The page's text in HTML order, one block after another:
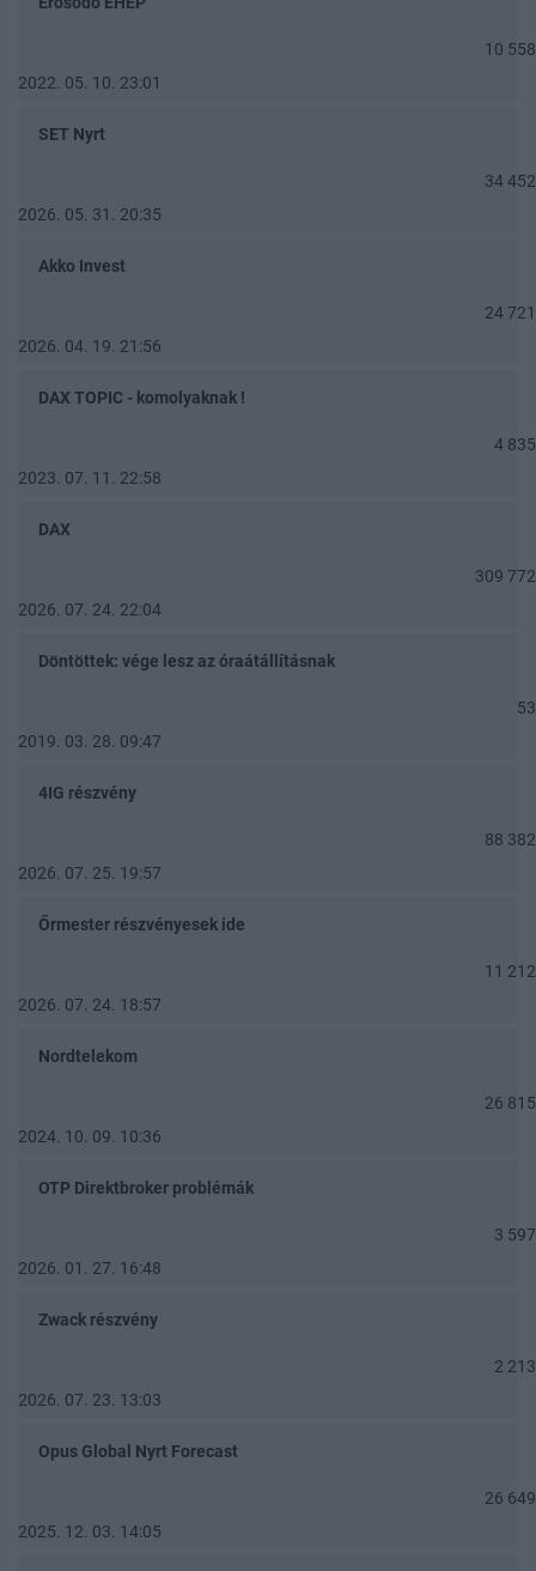
10 558
2022. 05. 10. 23:01
SET Nyrt
34 452
2026. 05. 31. 20:35
Akko Invest
24 721
2026. 04. 19. 21:56
DAX TOPIC - komolyaknak !
4 835
2023. 07. 11. 22:58
DAX
309 772
2026. 07. 24. 22:04
Döntöttek: vége lesz az óraátállításnak
53
2019. 03. 28. 09:47
4IG részvény
88 382
2026. 07. 25. 19:57
Őrmester részvényesek ide
11 212
2026. 07. 24. 18:57
Nordtelekom
26 815
2024. 10. 09. 10:36
OTP Direktbroker problémák
3 597
2026. 01. 27. 16:48
Zwack részvény
2 213
2026. 07. 23. 13:03
Opus Global Nyrt Forecast
26 649
2025. 12. 03. 14:05